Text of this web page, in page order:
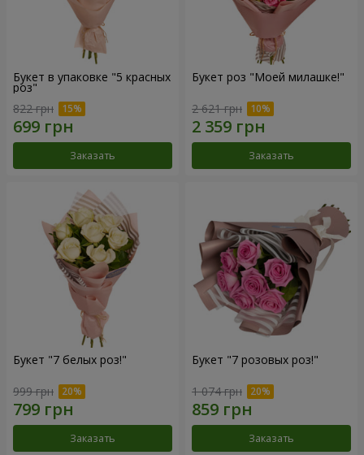
Букет в упаковке "5 красных
роз"
822 грн
Заказать
Букет роз "Моей милашке!"
2 621 грн
Заказать
Букет "7 белых роз!"
999 грн
Заказать
Букет "7 розовых роз!"
1 074 грн
Заказать